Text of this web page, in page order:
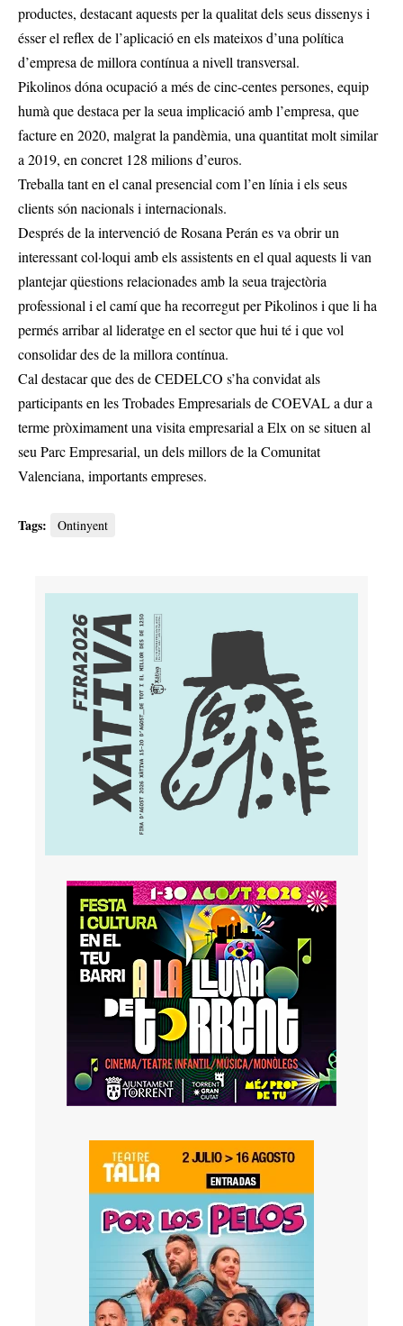
productes, destacant aquests per la qualitat dels seus dissenys i
ésser el reflex de l’aplicació en els mateixos d’una política
d’empresa de millora contínua a nivell transversal.
Pikolinos dóna ocupació a més de cinc-centes persones, equip
humà que destaca per la seua implicació amb l’empresa, que
facture en 2020, malgrat la pandèmia, una quantitat molt similar
a 2019, en concret 128 milions d’euros.
Treballa tant en el canal presencial com l’en línia i els seus
clients són nacionals i internacionals.
Després de la intervenció de Rosana Perán es va obrir un
interessant col·loqui amb els assistents en el qual aquests li van
plantejar qüestions relacionades amb la seua trajectòria
professional i el camí que ha recorregut per Pikolinos i que li ha
permés arribar al lideratge en el sector que hui té i que vol
consolidar des de la millora contínua.
Cal destacar que des de CEDELCO s’ha convidat als
participants en les Trobades Empresarials de COEVAL a dur a
terme pròximament una visita empresarial a Elx on se situen al
seu Parc Empresarial, un dels millors de la Comunitat
Valenciana, importants empreses.
Tags: Ontinyent